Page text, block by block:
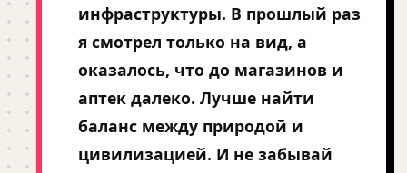
инфраструктуры. В прошлый раз
я смотрел только на вид, а
оказалось, что до магазинов и
аптек далеко. Лучше найти
баланс между природой и
цивилизацией. И не забывай